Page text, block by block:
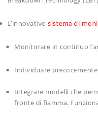
L’innovativosistema di
Monitorare in continuo
Individuare
Integrare modelli che
fronte di fiamma.